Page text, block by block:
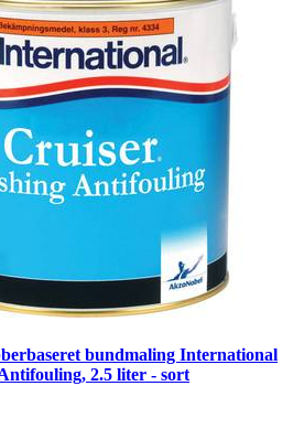
bundmaling International
2.5 liter - sort